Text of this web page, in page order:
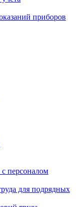
приборов
персоналом
для подрядных